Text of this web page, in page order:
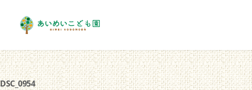
DSC_0954